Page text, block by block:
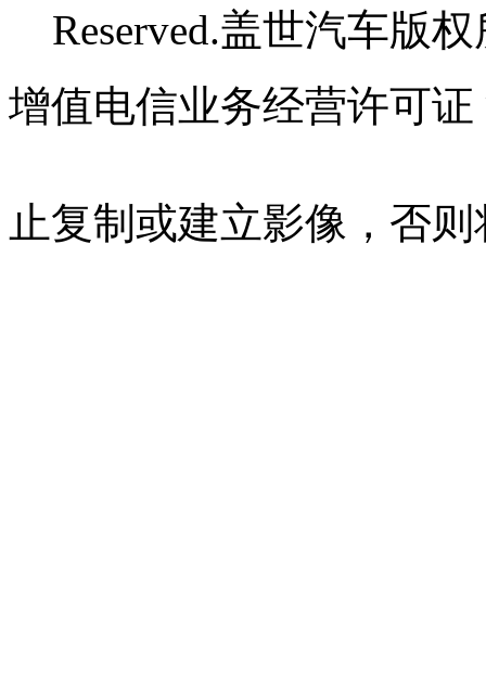
Reserved.盖世汽车版
增值电信业务经营许可证
止复制或建立影像，否